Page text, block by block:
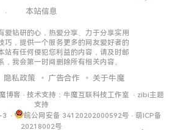
本站信息
爱钻研的心，热爱分享、力于分享实用
巧，提供一个服务更多的网友爱好者的
站有任何侵犯您利益的内容，请及时邮
，我会第一时间删除所有相关内容。
隐私政策 广告合作 关于牛魔
博客 · 技术支持： 牛魔互联科技工作室 · zibi主题
支持
3 · 皖公网安备 34120202000592号 · 萌ICP备
20218002号